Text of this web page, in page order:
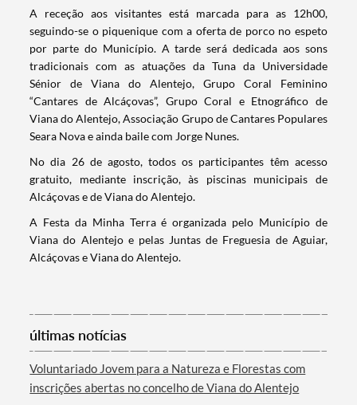
Termo de Pesquisa
Categorias gerais
​A receção aos visitantes está marcada para as 12h00,
seguindo-se o piquenique com a oferta de porco no espeto
por parte do Município. A tarde será dedicada aos sons
tradicionais com as atuações da Tuna da Universidade
Sénior de Viana do Alentejo, Grupo Coral Feminino
“Cantares de Alcáçovas”, Grupo Coral e Etnográfico de
Viana do Alentejo, Associação Grupo de Cantares Populares
Seara Nova e ainda baile com Jorge Nunes.
No dia 26 de agosto, todos os participantes têm acesso
gratuito, mediante inscrição, às piscinas municipais de
Alcáçovas e de Viana do Alentejo.
A Festa da Minha Terra é organizada pelo Município de
Viana do Alentejo e pelas Juntas de Freguesia de Aguiar,
Alcáçovas e Viana do Alentejo.
últimas notícias
Voluntariado Jovem para a Natureza e Florestas com
inscrições abertas no concelho de Viana do Alentejo